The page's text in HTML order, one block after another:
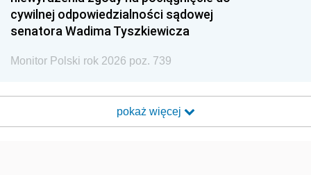
cywilnej odpowiedzialności sądowej
senatora Wadima Tyszkiewicza
Monitor Polski rok 2026 poz. 739
pokaż więcej